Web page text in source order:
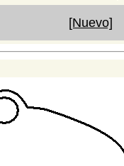
[Nuevo]